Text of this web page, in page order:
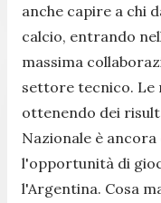
anche capire a chi
calcio, entrando
massima
settore tecnico. Le
ottenendo dei
Nazionale è
l'opportunità di
l'Argentina. Cosa